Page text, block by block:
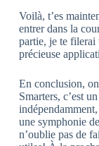
Voilà, t’es
entrer dans la
partie, je te filerai
précieuse
En conclusion,
Smarters, c’est
une symphonie
n’oublie pas de